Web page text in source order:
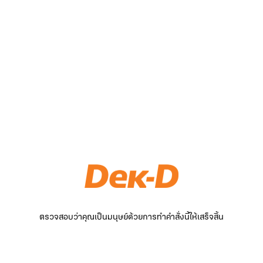
ตรวจสอบว่าคุณเป็นมนุษย์ด้วยการทำคำสั่งนี้ให้เสร็จสิ้น